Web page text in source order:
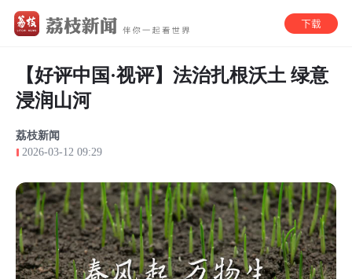
【好评中国·视评】法治扎根沃土 绿意
浸润山河
荔枝新闻
2026-03-12 09:29